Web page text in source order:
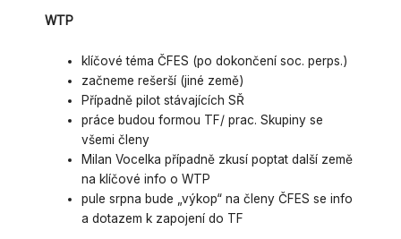
WTP
klíčové téma ČFES (po dokončení soc. perps.)
začneme rešerší (jiné země)
Případně pilot stávajících SŘ
práce budou formou TF/ prac. Skupiny se
všemi členy
Milan Vocelka případně zkusí poptat další země
na klíčové info o WTP
pule srpna bude „výkop“ na členy ČFES se info
a dotazem k zapojení do TF